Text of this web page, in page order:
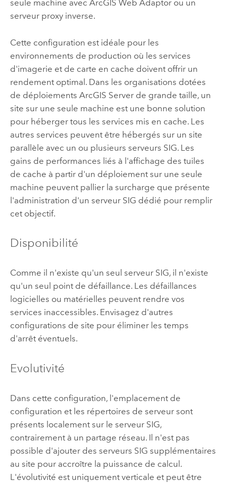
seule machine avec ArcGIS Web Adaptorou un
serveur proxy inverse.
Cette configuration est idéale pour les
environnements de production où les services
d'imagerie et de carte en cache doivent offrir un
rendement optimal. Dans les organisations dotées
de déploiements ArcGIS Serverde grande taille, un
site sur une seule machine est une bonne solution
pour héberger tous les services mis en cache. Les
autres services peuvent être hébergés sur un site
parallèle avec un ou plusieurs serveurs SIG. Les
gains de performances liés à l'affichage des tuiles
de cache à partir d'un déploiement sur une seule
machine peuvent pallier la surcharge que présente
l'administration d'un serveur SIG dédié pour remplir
cet objectif.
Disponibilité
Comme il n'existe qu'un seul serveur SIG, il n'existe
qu'un seul point de défaillance. Les défaillances
logicielles ou matérielles peuvent rendre vos
services inaccessibles. Envisagez d'autres
configurations de site pour éliminer les temps
d'arrêt éventuels.
Evolutivité
Dans cette configuration, l'emplacement de
configuration et les répertoires de serveur sont
présents localement sur le serveur SIG,
contrairement à un partage réseau. Il n'est pas
possible d'ajouter des serveurs SIG supplémentaires
au site pour accroître la puissance de calcul.
L'évolutivité est uniquement verticale et peut être